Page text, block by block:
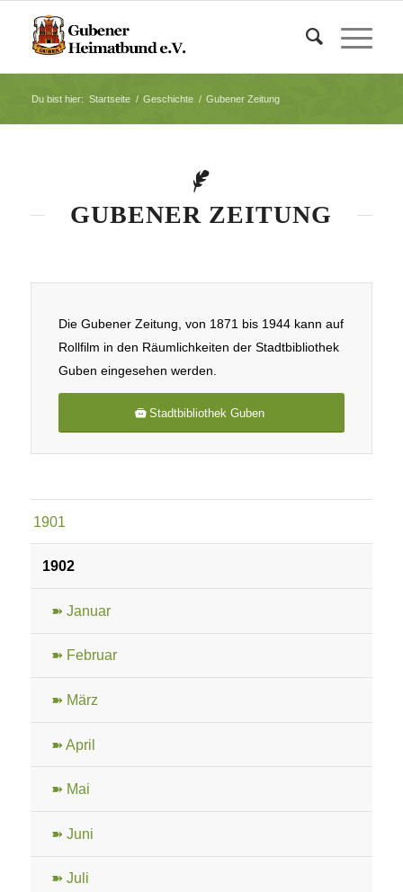
Du bist hier: Startseite / Geschichte / Gubener Zeitung
GUBENER ZEITUNG
Die Gubener Zeitung, von 1871 bis 1944 kann auf
Rollfilm in den Räumlichkeiten der Stadtbibliothek
Guben eingesehen werden.
Stadtbibliothek Guben
1901
1902
➽ Januar
➽ Februar
➽ März
➽ April
➽ Mai
➽ Juni
➽ Juli